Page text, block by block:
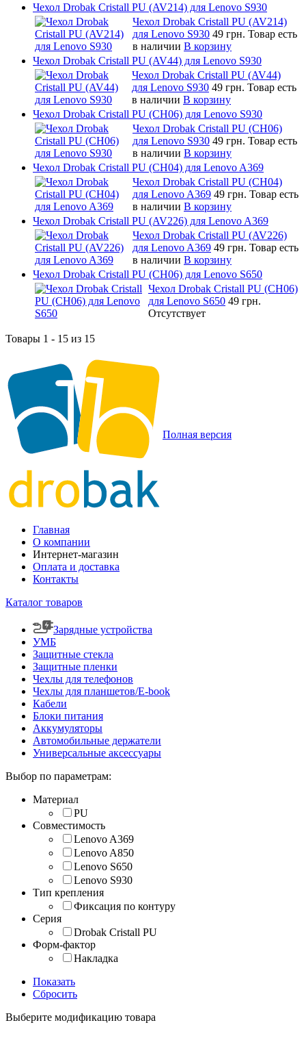
Чехол Drobak Cristall PU (AV214) для Lenovo S930
Чехол Drobak Cristall PU (AV214)
для Lenovo S930 49 грн. Товар есть
в наличии В корзину
Чехол Drobak Cristall PU (AV44) для Lenovo S930
Чехол Drobak Cristall PU (AV44)
для Lenovo S930 49 грн. Товар есть
в наличии В корзину
Чехол Drobak Cristall PU (CH06) для Lenovo S930
Чехол Drobak Cristall PU (CH06)
для Lenovo S930 49 грн. Товар есть
в наличии В корзину
Чехол Drobak Cristall PU (CH04) для Lenovo A369
Чехол Drobak Cristall PU (CH04)
для Lenovo A369 49 грн. Товар есть
в наличии В корзину
Чехол Drobak Cristall PU (AV226) для Lenovo A369
Чехол Drobak Cristall PU (AV226)
для Lenovo A369 49 грн. Товар есть
в наличии В корзину
Чехол Drobak Cristall PU (CH06) для Lenovo S650
Чехол Drobak Cristall PU (CH06)
для Lenovo S650 49 грн.
Отсутствует
Товары 1 - 15 из 15
Полная версия
Главная
О компании
Интернет-магазин
Оплата и доставка
Контакты
Каталог товаров
Зарядные устройства
УМБ
Защитные стекла
Защитные пленки
Чехлы для телефонов
Чехлы для планшетов/E-book
Кабели
Блоки питания
Аккумуляторы
Автомобильные держатели
Универсальные аксессуары
Выбор по параметрам:
Материал
PU
Совместимость
Lenovo A369
Lenovo A850
Lenovo S650
Lenovo S930
Тип крепления
Фиксация по контуру
Серия
Drobak Cristall PU
Форм-фактор
Накладка
Показать
Сбросить
Выберите модификацию товара